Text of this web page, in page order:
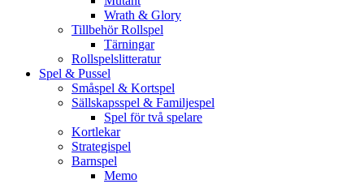
Wrath & Glory
Tillbehör Rollspel
Tärningar
Rollspelslitteratur
Spel & Pussel
Småspel & Kortspel
Sällskapsspel & Familjespel
Spel för två spelare
Kortlekar
Strategispel
Barnspel
Memo